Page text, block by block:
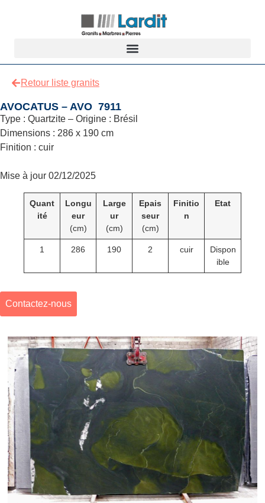
Retour liste granits
AVOCATUS – AVO 7911
Type : Quartzite – Origine : Brésil
Dimensions : 286 x 190 cm
Finition : cuir
Mise à jour 02/12/2025
Quant
ité
Longu
eur
(cm)
Large
ur
(cm)
Epais
seur
(cm)
Finitio
n
Etat
1 286 190 2 cuir
Dispon
ible
Contactez-nous